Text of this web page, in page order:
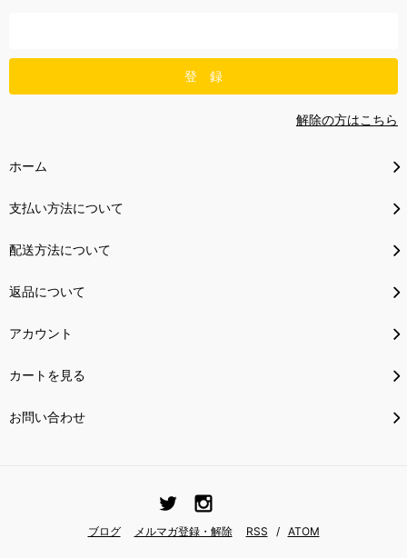
解除の方はこちら
ホーム
支払い方法について
配送方法について
返品について
アカウント
カートを見る
お問い合わせ
ブログ メルマガ登録・解除 RSS / ATOM